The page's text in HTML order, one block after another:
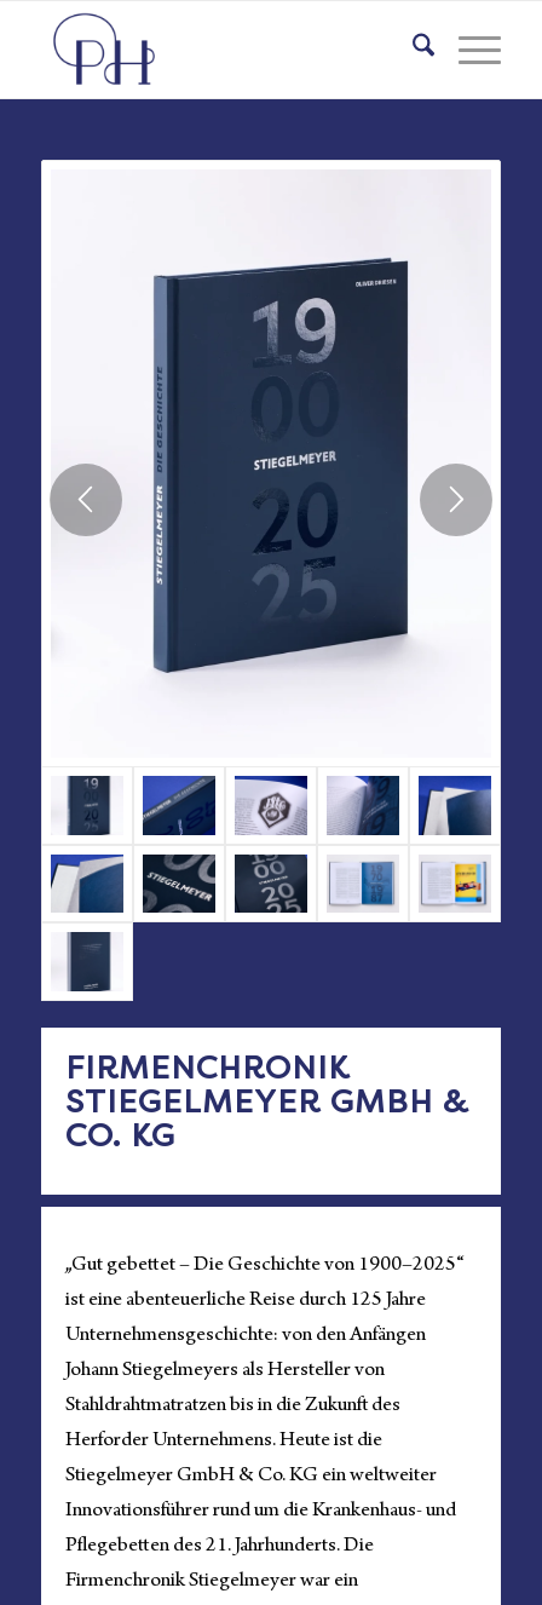
FIRMENCHRONIK
STIEGELMEYER GMBH &
CO. KG
„Gut gebettet – Die Geschichte von 1900–2025“
ist eine abenteuerliche Reise durch 125 Jahre
Unternehmensgeschichte: von den Anfängen
Johann Stiegelmeyers als Hersteller von
Stahldrahtmatratzen bis in die Zukunft des
Herforder Unternehmens. Heute ist die
Stiegelmeyer GmbH & Co. KG ein weltweiter
Innovationsführer rund um die Krankenhaus- und
Pflegebetten des 21. Jahrhunderts. Die
Firmenchronik Stiegelmeyer war ein